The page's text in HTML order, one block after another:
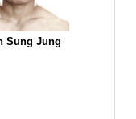
Sung Jung